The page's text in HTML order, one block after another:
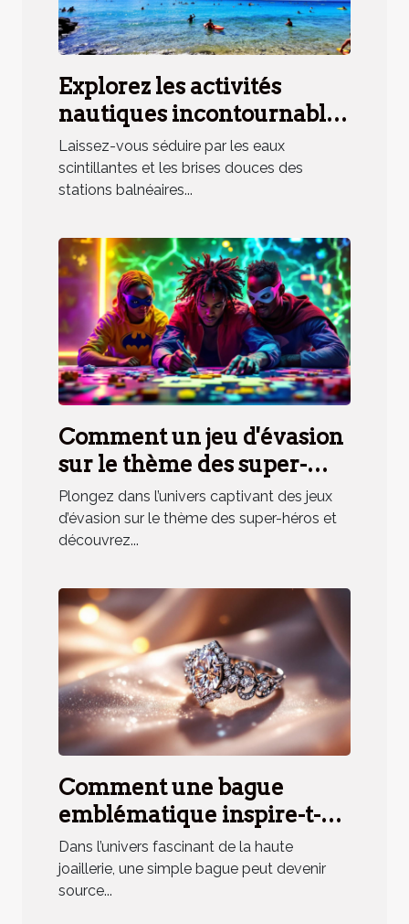
Explorez les activités
nautiques incontournables
en station balnéaire
méridionale
Laissez-vous séduire par les eaux
scintillantes et les brises douces des
stations balnéaires...
Comment un jeu d'évasion
sur le thème des super-
héros renforce la cohésion
d'équipe ?
Plongez dans l’univers captivant des jeux
d’évasion sur le thème des super-héros et
découvrez...
Comment une bague
emblématique inspire-t-
elle un parfum unique ?
Dans l’univers fascinant de la haute
joaillerie, une simple bague peut devenir
source...